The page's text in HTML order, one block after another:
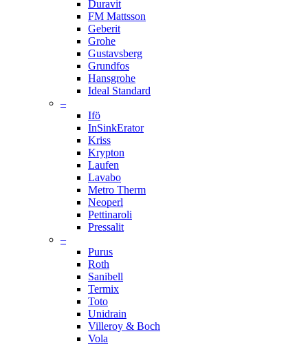
Duravit
FM Mattsson
Geberit
Grohe
Gustavsberg
Grundfos
Hansgrohe
Ideal Standard
–
Ifö
InSinkErator
Kriss
Krypton
Laufen
Lavabo
Metro Therm
Neoperl
Pettinaroli
Pressalit
–
Purus
Roth
Sanibell
Termix
Toto
Unidrain
Villeroy & Boch
Vola